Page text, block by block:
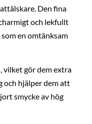
Den fina
och lekfullt
en omtänksam
, vilket gör dem extra
och hjälper dem att
smycke av hög